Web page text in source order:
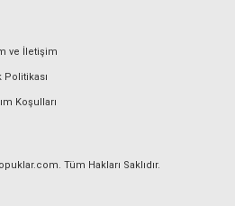
ve İletişim
Politikası
Koşulları
Tüm Hakları Saklıdır.